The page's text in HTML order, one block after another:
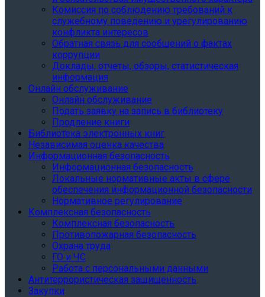
Комиссия по соблюдению требований к
служебному поведению и урегулированию
конфликта интересов
Обратная связь для сообщений о фактах
коррупции
Доклады, отчеты, обзоры, статистическая
информация
Онлайн обслуживание
Онлайн обслуживание
Подать заявку на запись в библиотеку
Продление книги
Библиотека электронных книг
Независимая оценка качества
Информационная безопасность
Информационная безопасность
Локальные нормативные акты в сфере
обеспечения информационной безопасности
Нормативное регулирование
Комплексная безопасность
Комплексная безопасность
Противопожарная безопасность
Охрана труда
ГО и ЧС
Работа с персональными данными
Антитеррористическая защищенность
Закупки